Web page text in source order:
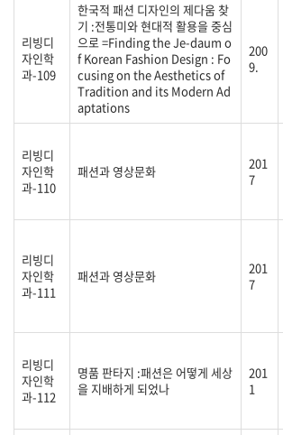
리빙디
자인학
과-109
한국적 패션 디자인의 제다움 찾
기 :전통미와 현대적 활용을 중심
으로 =Finding the Je-daum o
f Korean Fashion Design : Fo
cusing on the Aesthetics of
Tradition and its Modern Ad
aptations
200
9.
리빙디
자인학
과-110
패션과 영상문화
201
7
리빙디
자인학
과-111
패션과 영상문화
201
7
리빙디
자인학
과-112
명품 판타지 :패션은 어떻게 세상
을 지배하게 되었나
201
1